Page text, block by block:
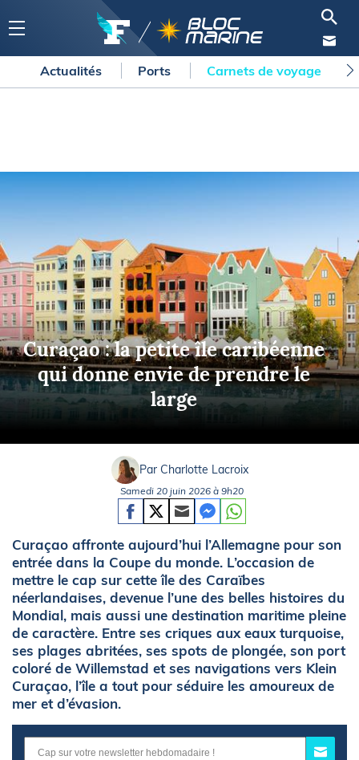
Actualités Ports Carnets de voyage
Curaçao : la petite île caribéenne
qui donne envie de prendre le
large
Par Charlotte Lacroix
Samedi 20 juin 2026 à 9h20
Curaçao affronte aujourd’hui l’Allemagne pour son
entrée dans la Coupe du monde. L’occasion de
mettre le cap sur cette île des Caraïbes
néerlandaises, devenue l’une des belles histoires du
Mondial, mais aussi une destination maritime pleine
de caractère. Entre ses criques aux eaux turquoise,
ses plages abritées, ses spots de plongée, son port
coloré de Willemstad et ses navigations vers Klein
Curaçao, l’île a tout pour séduire les amoureux de
mer et d’évasion.